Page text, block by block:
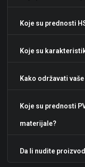
Koje su prednosti
Koje su
Kako održavati
Koje su prednosti
materijale?
Da li nudite